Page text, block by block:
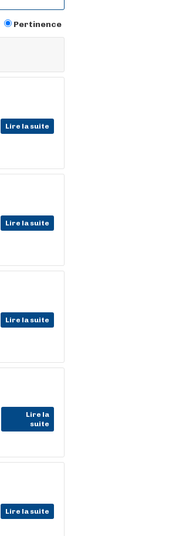
Pertinence
Lire la suite
Lire la suite
Lire la suite
Lire la
suite
Lire la suite